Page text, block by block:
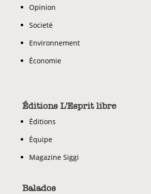
Opinion
Societé
Environnement
Économie
Éditions L'Esprit libre
Éditions
Équipe
Magazine Siggi
Balados